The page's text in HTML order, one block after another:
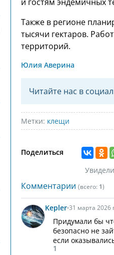
Также в регионе
тысячи гектаров.
территорий.
Юлия Аверина
Читайте нас в
Метки: клещи
Поделиться
Комментарии (всего: 1)
Kepler 31 марта 2026
Придумали бы
безопасно не
если
1